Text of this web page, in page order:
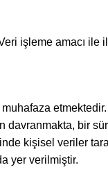
işleme amacı
bir
kişisel veriler
yer verilmiştir.